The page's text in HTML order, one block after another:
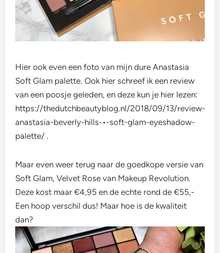
Hier ook even een foto van mijn dure Anastasia
Soft Glam palette. Ook hier schreef ik een review
van een poosje geleden, en deze kun je hier lezen:
https://thedutchbeautyblog.nl/2018/09/13/review-
anastasia-beverly-hills-•-soft-glam-eyeshadow-
palette/ .
Maar even weer terug naar de goedkope versie van
Soft Glam, Velvet Rose van Makeup Revolution.
Deze kost maar €4,95 en de echte rond de €55,-
Een hoop verschil dus! Maar hoe is de kwaliteit
dan?